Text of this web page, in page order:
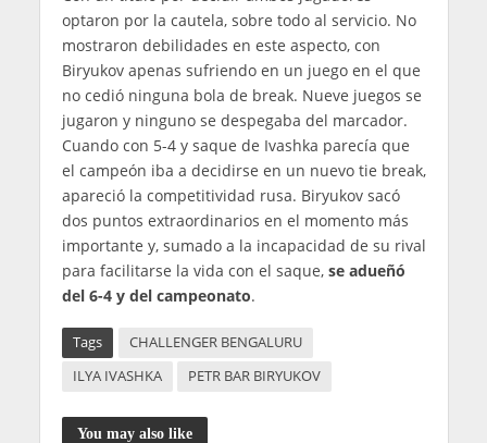
optaron por la cautela, sobre todo al servicio. No
mostraron debilidades en este aspecto, con
Biryukov apenas sufriendo en un juego en el que
no cedió ninguna bola de break. Nueve juegos se
jugaron y ninguno se despegaba del marcador.
Cuando con 5-4 y saque de Ivashka parecía que
el campeón iba a decidirse en un nuevo tie break,
apareció la competitividad rusa. Biryukov sacó
dos puntos extraordinarios en el momento más
importante y, sumado a la incapacidad de su rival
para facilitarse la vida con el saque, se adueñó
del 6-4 y del campeonato.
Tags
CHALLENGER BENGALURU
ILYA IVASHKA
PETR BAR BIRYUKOV
You may also like